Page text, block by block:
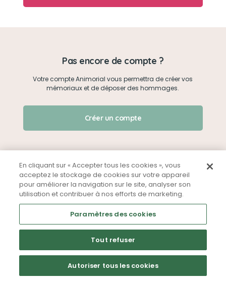
Créer un mémorial
Qui sommes-nous ?
Nous contacter
Partager sur Facebook
Je me connecte
Pas encore de compte ?
Votre compte Animorial vous permettra de créer vos
mémoriaux et de déposer des hommages.
Créer un compte
Mentions légales CGU Politique de confidentialité
En cliquant sur « Accepter tous les cookies », vous
acceptez le stockage de cookies sur votre appareil
pour améliorer la navigation sur le site, analyser son
utilisation et contribuer à nos efforts de marketing.
Paramètres des cookies
Tout refuser
Autoriser tous les cookies